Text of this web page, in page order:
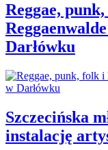
Reggae,
Darłówku
Szczecińska
instalację